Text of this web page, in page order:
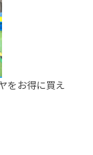
をお得に買え